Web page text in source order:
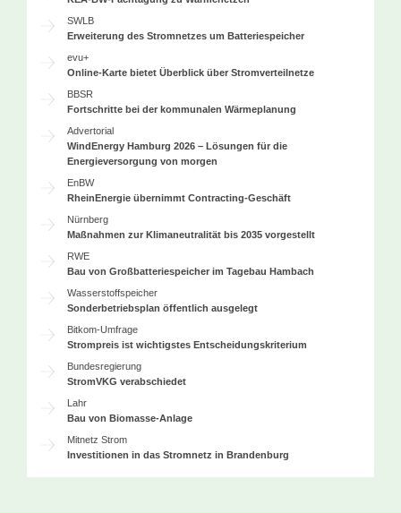
SWLB
Erweiterung des Stromnetzes um Batteriespeicher
evu+
Online-Karte bietet Überblick über Stromverteilnetze
BBSR
Fortschritte bei der kommunalen Wärmeplanung
Advertorial
WindEnergy Hamburg 2026 – Lösungen für die
Energieversorgung von morgen
EnBW
RheinEnergie übernimmt Contracting-Geschäft
Nürnberg
Maßnahmen zur Klimaneutralität bis 2035 vorgestellt
RWE
Bau von Großbatteriespeicher im Tagebau Hambach
Wasserstoffspeicher
Sonderbetriebsplan öffentlich ausgelegt
Bitkom-Umfrage
Strompreis ist wichtigstes Entscheidungskriterium
Bundesregierung
StromVKG verabschiedet
Lahr
Bau von Biomasse-Anlage
Mitnetz Strom
Investitionen in das Stromnetz in Brandenburg